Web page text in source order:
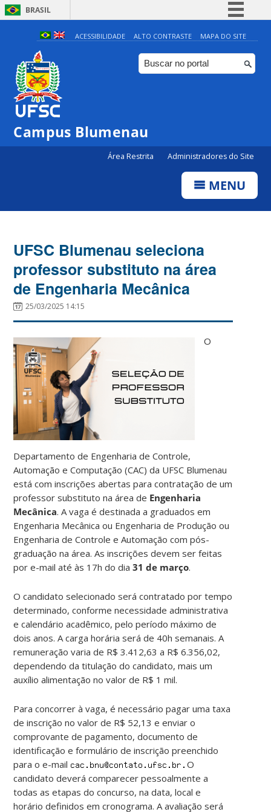
BRASIL
Simplifique!
Comunica BR
Participe
ACESSIBILIDADE ALTO CONTRASTE MAPA DO SITE
Campus Blumenau
Área Restrita Administradores do Site
MENU
UFSC Blumenau seleciona
professor substituto na área
de Engenharia Mecânica
25/03/2025 14:15
O
Departamento de Engenharia de Controle,
Automação e Computação (CAC) da UFSC Blumenau
está com inscrições abertas para contratação de um
professor substituto na área de Engenharia
Mecânica. A vaga é destinada a graduados em
Engenharia Mecânica ou Engenharia de Produção ou
Engenharia de Controle e Automação com pós-
graduação na área. As inscrições devem ser feitas
por e-mail até às 17h do dia31 de março.
O candidato selecionado será contratado por tempo
determinado, conforme necessidade administrativa
e calendário acadêmico, pelo período máximo de
dois anos. A carga horária será de 40h semanais. A
remuneração varia de R$ 3.412,63 a R$ 6.356,02,
dependendo da titulação do candidato, mais um
auxílio alimentação no valor de R$ 1 mil.
Para concorrer à vaga, é necessário pagar uma taxa
de inscrição no valor de R$ 52,13 e enviar o
comprovante de pagamento, documento de
identificação e formulário de inscrição preenchido
para o e-mail
O
candidato deverá comparecer pessoalmente a
todas as etapas do concurso, na data, local e
horário definidos em cronograma. A avaliação será